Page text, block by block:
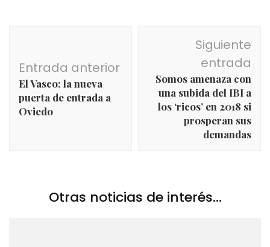
entradas
Entrada anterior
El Vasco: la nueva
puerta de entrada a
Oviedo
Siguiente
entrada
Somos amenaza con
una subida del IBI a
los ‘ricos’ en 2018 si
prosperan sus
demandas
Otras noticias de interés...